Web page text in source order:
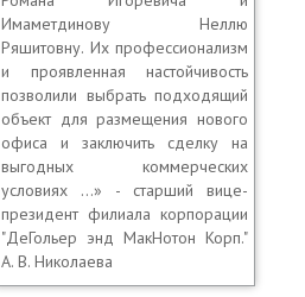
Имаметдинову Неллю
Ряшитовну. Их профессионализм
и проявленная настойчивость
позволили выбрать подходящий
объект для размещения нового
офиса и заключить сделку на
выгодных коммерческих
условиях …» - старший вице-
президент филиала корпорации
"ДеГольер энд МакНотон Корп."
А. В. Николаева